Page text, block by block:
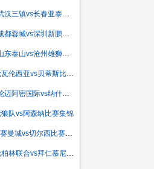
vs长春亚泰比赛集锦
vs深圳新鹏城比赛集锦
vs沧州雄狮比赛集锦
亚vs贝蒂斯比赛集锦
际vs纳什维尔比赛集锦
队vs阿森纳比赛集锦
城vs切尔西比赛集锦
vs拜仁慕尼黑比赛集锦